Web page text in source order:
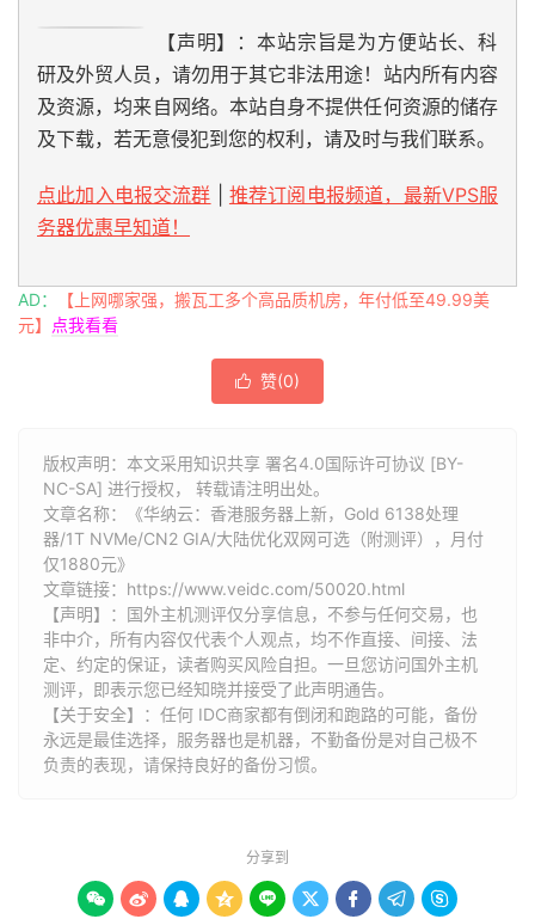
【声明】：本站宗旨是为方便站长、科
研及外贸人员，请勿用于其它非法用途！站内所有内容
及资源，均来自网络。本站自身不提供任何资源的储存
及下载，若无意侵犯到您的权利，请及时与我们联系。
点此加入电报交流群
推荐订阅电报频道，最新VPS服
务器优惠早知道！
AD：
【上网哪家强，搬瓦工多个高品质机房，年付低至49.99美
元】 点我看看
 赞(0)
版权声明：本文采用知识共享 署名4.0国际许可协议 [BY-
NC-SA] 进行授权， 转载请注明出处。
文章名称：《华纳云：香港服务器上新，Gold 6138处理
器/1T NVMe/CN2 GIA/大陆优化双网可选（附测评），月付
仅1880元》
文章链接： https://www.veidc.com/50020.html
【声明】：国外主机测评仅分享信息，不参与任何交易，也
非中介，所有内容仅代表个人观点，均不作直接、间接、法
定、约定的保证，读者购买风险自担。一旦您访问国外主机
测评，即表示您已经知晓并接受了此声明通告。
【关于安全】：任何 IDC商家都有倒闭和跑路的可能，备份
永远是最佳选择，服务器也是机器，不勤备份是对自己极不
负责的表现，请保持良好的备份习惯。
分享到
        